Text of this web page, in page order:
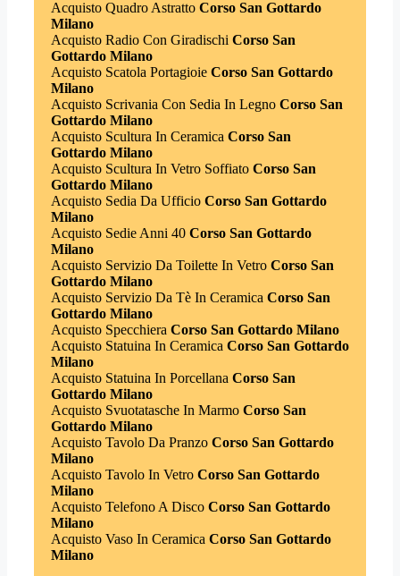
Acquisto Quadro AstrattoCorso San Gottardo
Milano
Acquisto Radio Con Giradischi Corso San
Gottardo Milano
Acquisto Scatola PortagioieCorso San Gottardo
Milano
Acquisto Scrivania Con Sedia In LegnoCorso San
Gottardo Milano
Acquisto Scultura In Ceramica Corso San
Gottardo Milano
Acquisto Scultura In Vetro SoffiatoCorso San
Gottardo Milano
Acquisto Sedia Da UfficioCorso San Gottardo
Milano
Acquisto Sedie Anni 40Corso San Gottardo
Milano
Acquisto Servizio Da Toilette In VetroCorso San
Gottardo Milano
Acquisto Servizio Da Tè In Ceramica Corso San
Gottardo Milano
Acquisto Specchiera Corso San Gottardo Milano
Acquisto Statuina In Ceramica Corso San Gottardo
Milano
Acquisto Statuina In Porcellana Corso San
Gottardo Milano
Acquisto Svuotatasche In MarmoCorso San
Gottardo Milano
Acquisto Tavolo Da PranzoCorso San Gottardo
Milano
Acquisto Tavolo In VetroCorso San Gottardo
Milano
Acquisto Telefono A DiscoCorso San Gottardo
Milano
Acquisto Vaso In Ceramica Corso San Gottardo
Milano